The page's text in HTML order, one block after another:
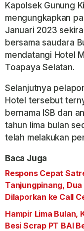
Kapolsek Gunung
mengungkapkan
Januari 2023
bersama saudara
mendatangi Hotel
Toapaya Selatan.
Selanjutnya
Hotel tersebut
bernama ISB dan
tahun lima bulan
telah melakukan
Baca Juga
Respons Cepat
Tanjungpinang,
Dilaporkan ke Call
Hampir Lima Bulan,
Besi Scrap PT BAI